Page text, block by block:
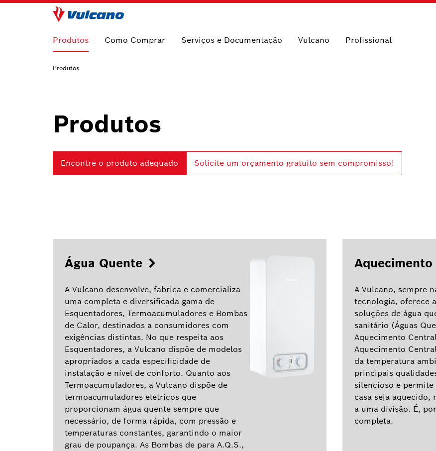
Produtos Como Comprar Serviços e Documentação Vulcano Profissional
Produtos
Produtos
Encontre o produto adequado Solicite um orçamento gratuito sem compromisso!
Água Quente
A Vulcano desenvolve, fabrica e comercializa
uma completa e diversificada gama de
Esquentadores, Termoacumuladores e Bombas
de Calor, destinados a consumidores com
exigências distintas. No que respeita aos
Esquentadores, a Vulcano dispõe de modelos
apropriados a cada especificidade de
instalação e nível de conforto. Quanto aos
Termoacumuladores, a Vulcano dispõe de
termoacumuladores elétricos que
proporcionam água quente sempre que
necessário, de forma rápida, com pressão e
temperaturas constantes, garantindo o maior
grau de poupança. As Bombas de para A.Q.S.,
Aquecimento
A Vulcano, sempre
tecnologia, oferece
soluções de água
sanitário (Águas
Aquecimento
Aquecimento
da temperatura
principais
silencioso e
casa seja aquecido,
a uma divisão. É,
completa.